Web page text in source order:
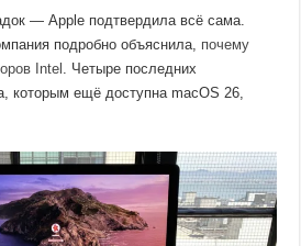
— Apple подтвердила всё сама.
подробно объяснила, почему
Intel
. Четыре последних
которым ещё доступна macOS 26,